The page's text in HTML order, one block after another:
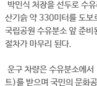
박민식 처장을 선두로 수
산기슭 약 330미터를 도
국립공원 수유분소 앞 준비
절차가 마무리 된다.
운구 차량은 수유분소에
트)를 받으며 국민의 문화